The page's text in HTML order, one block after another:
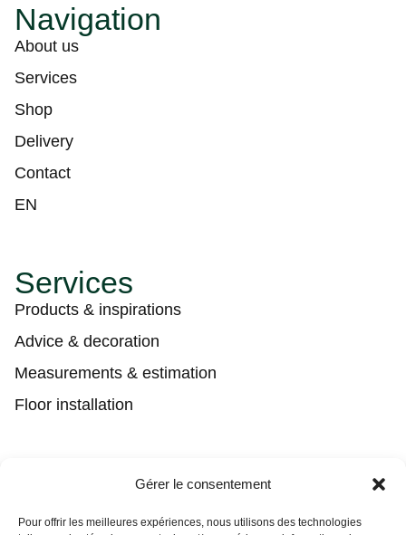
Gérer le consentement
Pour offrir les meilleures expériences, nous utilisons des technologies
Navigation
About us
Services
Shop
Delivery
Contact
EN
Services
Products & inspirations
Advice & decoration
Measurements & estimation
Floor installation